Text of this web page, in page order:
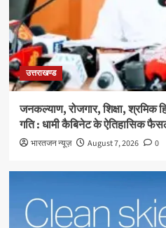
उत्तराखण्ड
जनकल्याण, रोजगार, शिक्षा, श्रमिक
गति : धामी कैबिनेट के ऐतिहासिक
भारतजन न्यूज़ August 7, 2026 0